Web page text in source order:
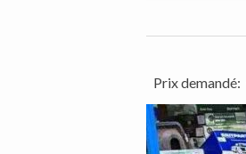
Prix demandé: